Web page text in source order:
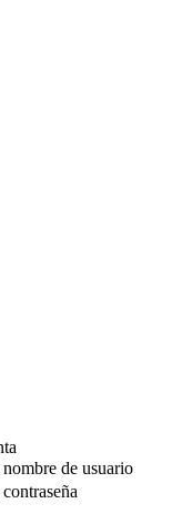
de usuario